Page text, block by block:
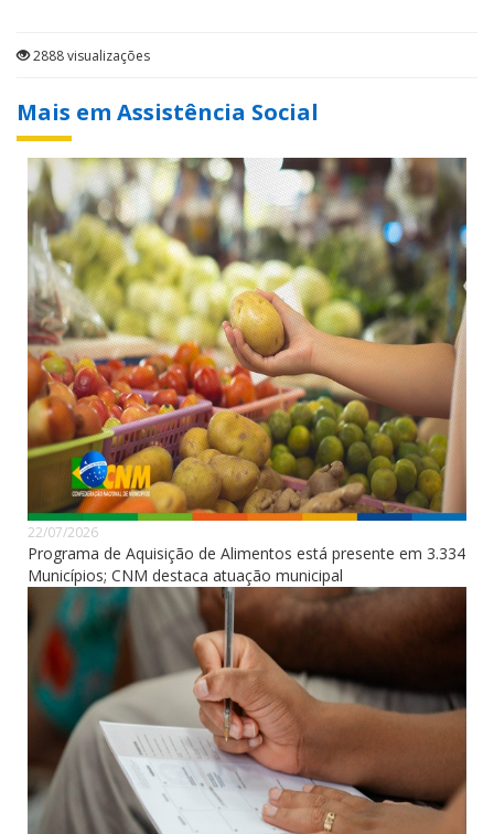
2888 visualizações
Mais em Assistência Social
22/07/2026
Programa de Aquisição de Alimentos está presente em 3.334
Municípios; CNM destaca atuação municipal